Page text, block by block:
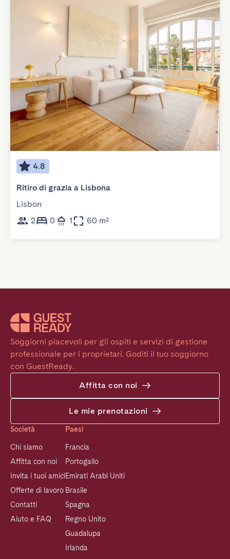
4.8
Ritiro di grazia a Lisbona
Lisbon
2
0 1 60 m²
Soggiorni piacevoli per gli ospiti e servizi di gestione
professionale per i proprietari. Goditi il tuo soggiorno
con GuestReady.
Affitta con noi
Le mie prenotazioni
Società
Chi siamo
Affitta con noi
Invita i tuoi amici
Offerte di lavoro
Contatti
Aiuto e FAQ
Paesi
Francia
Portogallo
Emirati Arabi Uniti
Brasile
Spagna
Regno Unito
Guadalupa
Irlanda